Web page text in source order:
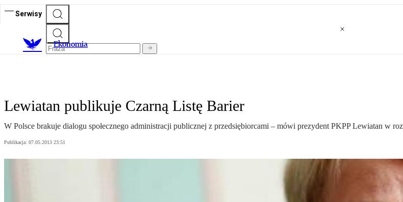
Serwisy
Ekonomia
Lewiatan publikuje Czarną Listę Barier
W Polsce brakuje dialogu społecznego administracji publicznej z przedsiębiorcami – mówi prezydent PKPP Lewiatan w
Publikacja: 07.05.2013 23:51